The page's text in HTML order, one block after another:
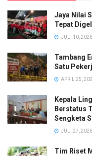
Jaya Nilai
Tepat
JULI 10, 2026
Tambang
Satu
APRIL 25,
Kepala
Berstatus
Sengketa
JULI 27, 2026
Tim Riset